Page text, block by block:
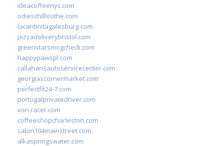
ideacoffeenyc.com
odieschillicothe.com
lacantinitagalesburg.com
pizzadeliverybristol.com
greenstarsmogcheck.com
happypawspl.com
callahansautoservicecenter.com
georgiascornermarket.com
perfectfit24-7.com
portugalprivatedriver.com
von-racer.com
coffeeshopcharleston.com
salon104mainstreet.com
alkaspringswater.com